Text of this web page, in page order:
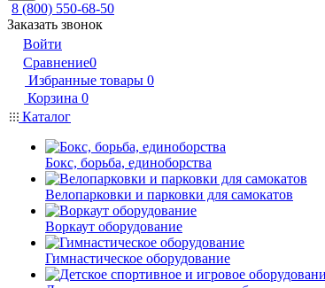
8 (800) 550-68-50
Заказать звонок
Войти
Сравнение0
Избранные товары 0
Корзина 0
Каталог
Бокс, борьба, единоборства
Велопарковки и парковки для самокатов
Воркаут оборудование
Гимнастическое оборудование